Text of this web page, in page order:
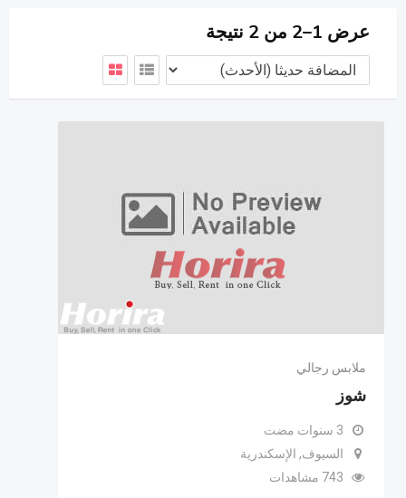
عرض 1–2 من 2 نتيجة
ملابس رجالي
شوز
3 سنوات مضت
السيوف, الإسكندرية
743 مشاهدات